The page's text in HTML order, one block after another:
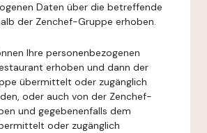
Daten über die betreffende
der Zenchef-Gruppe erhoben.
Ihre personenbezogenen
erhoben und dann der
übermittelt oder zugänglich
oder auch von der Zenchef-
und gegebenenfalls dem
oder zugänglich